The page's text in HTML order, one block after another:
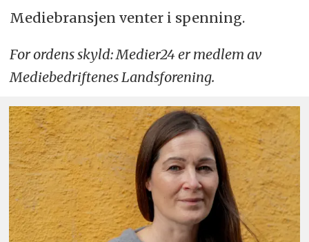
Mediebransjen venter i spenning.
For ordens skyld: Medier24 er medlem av
Mediebedriftenes Landsforening.